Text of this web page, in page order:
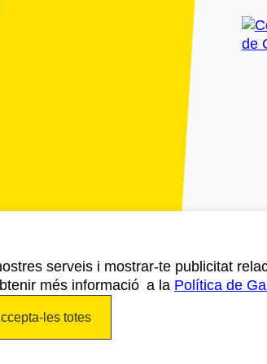
serveis i mostrar-te publicitat
més informació a la Política de
les totes